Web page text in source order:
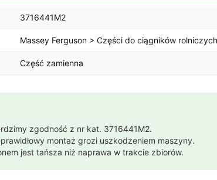
3716441M2
Massey Ferguson > Części do ciągników
Część zamienna
zgodność z nr kat. 3716441M2.
montaż grozi uszkodzeniem maszyny.
jest tańsza niż naprawa w trakcie zbiorów.